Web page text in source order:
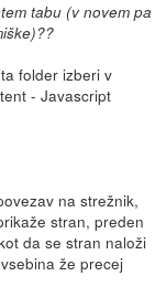
tabu (v novem pa
folder izberi v
- Javascript
na strežnik,
stran, preden
da se stran naloži
že precej